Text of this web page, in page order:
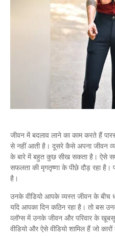
जीवन में बदलाव लाने का काम करते हैं पारस
से नहीं आती है। दूसरे कैसे अपना जीवन
के बारे में बहुत कुछ सीख सकता है। ऐसे
सफलता की मृगतृष्णा के पीछे दौड़ रहा है।
है।
उनके वीडियो आपके व्यस्त जीवन के बीच
यदि आपका दिन कठिन रहा है। तो बस
व्लॉग्स में उनके जीवन और परिवार के
वीडियो और ऐसे वीडियो शामिल हैं जो